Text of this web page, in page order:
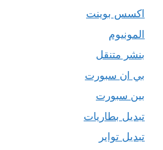
اكسس بوينت
المونيوم
بنشر متنقل
بي ان سبورت
بين سبورت
تبديل بطاريات
تبديل تواير